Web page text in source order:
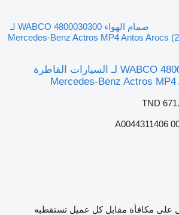
صمام الهواء WABCO 4800030300 لـ
صمام الهواء WABCO 4800030300 لـ السيارات القاطرة
Mercedes-Benz Actros
TND
على مكافأة مقابل كل عميل تستقطبه